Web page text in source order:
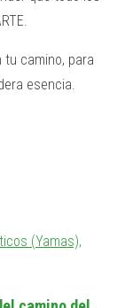
camino, para
esencia.